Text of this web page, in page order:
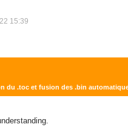
15:39
du .toc et fusion des .bin